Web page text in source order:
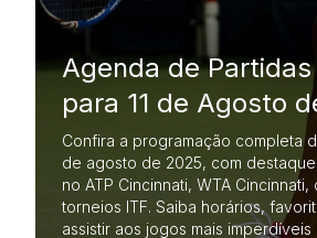
Agenda de Partidas
para 11 de Agosto
Confira a programação completa
de agosto de 2025, com
no ATP Cincinnati, WTA
torneios ITF. Saiba horários,
assistir aos jogos mais imperdíveis